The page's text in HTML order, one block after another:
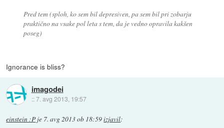
Pred tem (sploh, ko sem bil depresiven, pa sem bil pri zobarju
praktično na vsake pol leta s tem, da je vedno opravila kakšen
poseg)
Ignorance is bliss?
imagodei
::7. avg 2013, 19:57
einstein :P je 7. avg 2013 ob 18:59izjavil: